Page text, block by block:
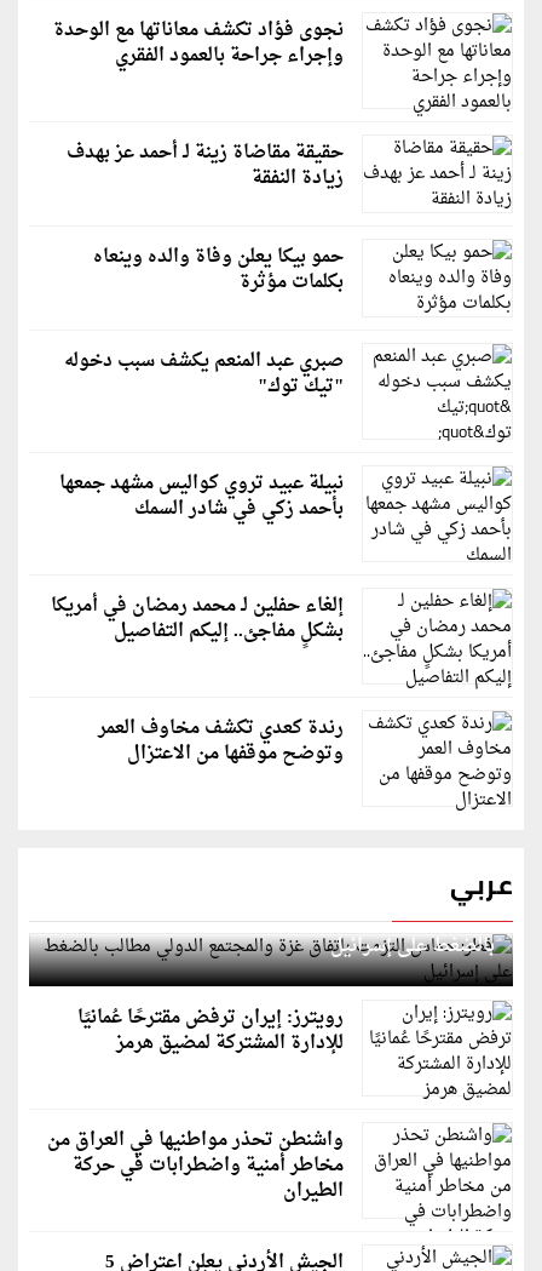
نجوى فؤاد تكشف معاناتها مع الوحدة
وإجراء جراحة بالعمود الفقري
حقيقة مقاضاة زينة لـ أحمد عز بهدف
زيادة النفقة
حمو بيكا يعلن وفاة والده وينعاه
بكلمات مؤثرة
صبري عبد المنعم يكشف سبب دخوله
"تيك توك"
نبيلة عبيد تروي كواليس مشهد جمعها
بأحمد زكي في شادر السمك
إلغاء حفلين لـ محمد رمضان في أمريكا
بشكلٍ مفاجئ.. إليكم التفاصيل
رندة كعدي تكشف مخاوف العمر
وتوضح موقفها من الاعتزال
عربي
قطر: حماس التزمت باتفاق غزة والمجتمع الدولي مطالب
بالضغط على إسرائيل
رويترز: إيران ترفض مقترحًا عُمانيًا
للإدارة المشتركة لمضيق هرمز
واشنطن تحذر مواطنيها في العراق من
مخاطر أمنية واضطرابات في حركة
الطيران
الجيش الأردني يعلن اعتراض 5